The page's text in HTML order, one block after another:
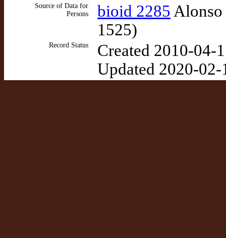
Source of Data for
Persons
bioid 2285 Alonso
1525)
Record Status
Created 2010-04-
Updated 2020-02-